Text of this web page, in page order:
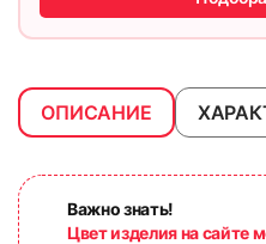
ОПИСАНИЕ
Важно знать!
Цвет изделия на сайте